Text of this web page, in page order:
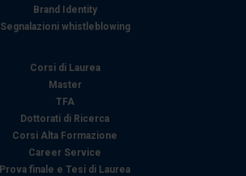
Brand Identity
Segnalazioni whistleblowing
Corsi di Laurea
Master
TFA
Dottorati di Ricerca
Corsi Alta Formazione
Career Service
Prova finale e Tesi di Laurea